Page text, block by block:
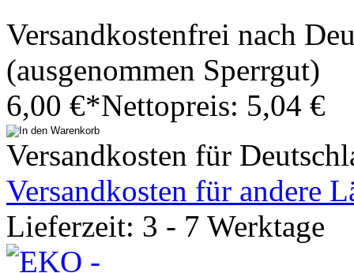
Versandkostenfrei nach
(ausgenommen Sperrgut)
6,00 €*Nettopreis: 5,04 €
Versandkosten für
Versandkosten für andere
Lieferzeit: 3 - 7 Werktage